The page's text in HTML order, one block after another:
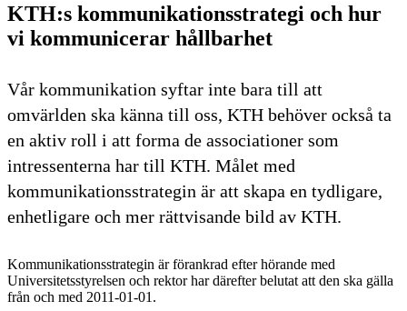
KTH:s kommunikationsstrategi och hur
vi kommunicerar hållbarhet
Vår kommunikation syftar inte bara till att
omvärlden ska känna till oss, KTH behöver också ta
en aktiv roll i att forma de associationer som
intressenterna har till KTH. Målet med
kommunikationsstrategin är att skapa en tydligare,
enhetligare och mer rättvisande bild av KTH.
Kommunikationsstrategin är förankrad efter hörande med
Universitetsstyrelsen och rektor har därefter belutat att den ska gälla
från och med 2011-01-01.